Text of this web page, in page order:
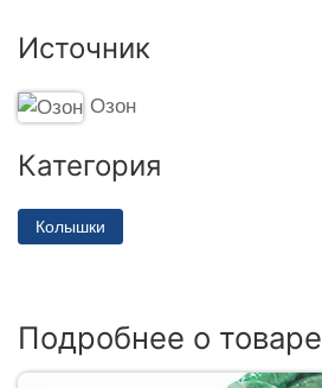
Источник
Озон
Категория
Колышки
Подробнее о товаре